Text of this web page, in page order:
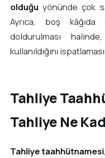
olduğu yönünde çok
Ayrıca, boş kâğıda
doldurulması
kullanıldığını
Tahliye
Tahliye Ne
Tahliye taahhütnamesi